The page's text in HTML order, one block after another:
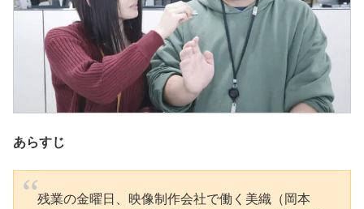
あらすじ
残業の金曜日、映像制作会社で働く美織（岡本